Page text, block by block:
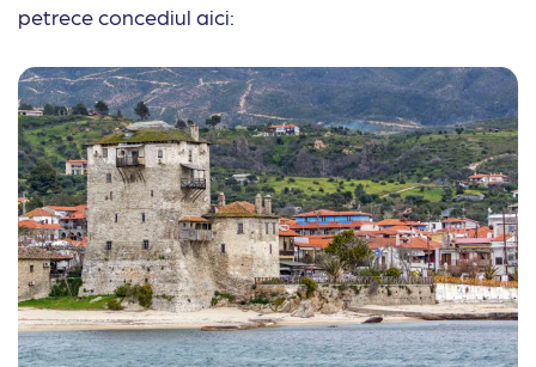
petrece concediul aici: